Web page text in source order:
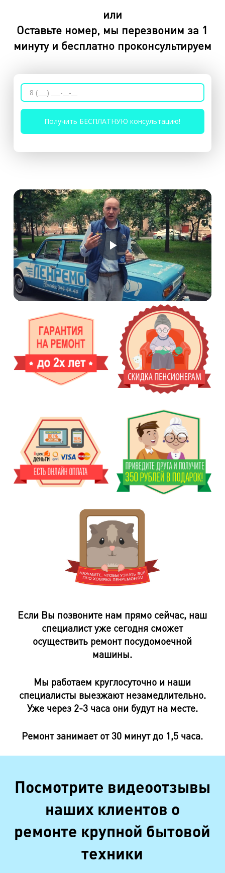
или
Оставьте номер, мы перезвоним за 1
минуту и бесплатно проконсультируем
Если Вы позвоните нам прямо сейчас, наш
специалист уже сегодня сможет
осуществить ремонт посудомоечной
машины.
Мы работаем круглосуточно и наши
специалисты выезжают незамедлительно.
Уже через 2-3 часа они будут на месте.
Ремонт занимает от 30 минут до 1,5 часа.
Посмотрите видеоотзывы
наших клиентов о
ремонте крупной бытовой
техники